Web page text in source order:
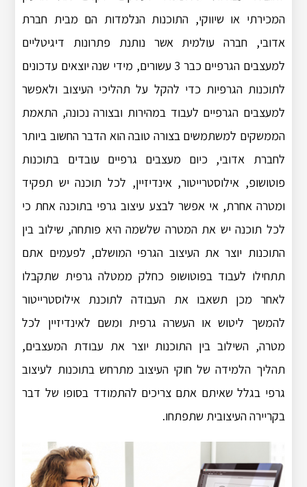
המכירתי או שיווקי, התוכנות הנלמדות הם מבית חברת
אדובי, חברה עולמית אשר נותנת פתרונות דיגיטליים
למעצבים הגרפיים כבר 3 עשורים, מידי שנה יוצאים עדכונים
לתוכנות הגרפיות כדי להקל על תהליכי העיצוב ולאפשר
למעצבים הגרפיים לעבוד במהירות ובצורה נכונה, התאמת
הממשקים למשתמשים בצורה טובה הוא הדבר החשוב ביותר
לחברת אדובי, כיום מעצבים גרפיים עובדים בתוכנות
פוטושופ, אילוסטרייטור, אינדיזיין, לכל תוכנה יש תפקיד
ומטרה אחרת, אי אפשר לבצע עיצוב גרפי בתוכנה אחת כי
לכל תוכנה יש את המטרה שלשמה היא פותחה, שילוב בין
התוכנות יוצר את העיצוב הגרפי המושלם, לפעמים אתם
תתחילו לעבוד בפוטושופ כחלק ממטלה גרפית שתקבלו
לאחר מכן תשאבו את העבודה לתוכנת אילוסטרייטור
להמשך ליטוש או העשרה גרפית ומשם לאינדיזיין לכל
מטרה, השילוב בין התוכנות יוצר את עבודת המעצבים,
תהליך הלמידה של חוקי העיצוב מתרחש בתוכנות לעיצוב
גרפי בגלל שאיתם אתם צריכים להתמודד בסופו של דבר
בקריירה העיצובית שתפתחו.